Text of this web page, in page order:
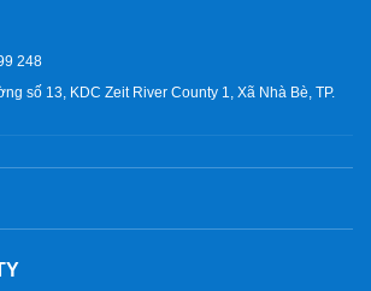
248
số 13, KDC Zeit River County 1, Xã Nhà Bè, TP.